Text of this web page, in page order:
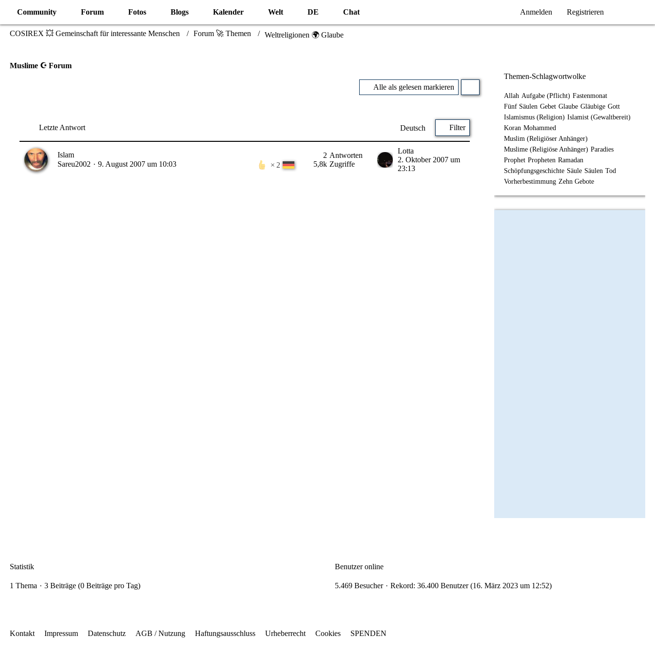
Community Forum Fotos Blogs Kalender Welt DE Chat Anmelden Registrieren
COSIREX 💥 Gemeinschaft für interessante Menschen Forum 🚀 Themen Weltreligionen 🌍 Glaube
Muslime ☪ Forum
Alle als gelesen markieren
Letzte Antwort Deutsch Filter
Islam
2
Sareu2002 9. August 2007 um 10:03
Antworten
2
Zugriffe
5,8k
Lotta
2. Oktober 2007 um
23:13
Themen-Schlagwortwolke
Allah Aufgabe (Pflicht) Fastenmonat
Fünf Säulen Gebet Glaube Gläubige Gott
Islamismus (Religion) Islamist (Gewaltbereit)
Koran Mohammed
Muslim (Religiöser Anhänger)
Muslime (Religiöse Anhänger) Paradies
Prophet Propheten Ramadan
Schöpfungsgeschichte Säule Säulen Tod
Vorherbestimmung Zehn Gebote
Statistik
1 Thema 3 Beiträge (0 Beiträge pro Tag)
Benutzer online
5.469 Besucher Rekord: 36.400 Benutzer (16. März 2023 um 12:52)
Kontakt Impressum Datenschutz AGB / Nutzung Haftungsausschluss Urheberrecht Cookies SPENDEN